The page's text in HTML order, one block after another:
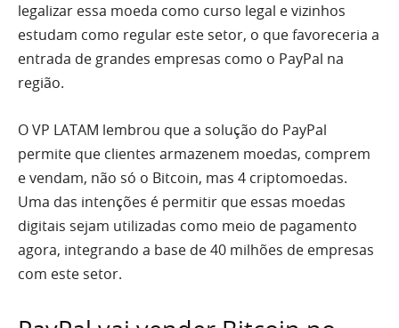
legalizar essa moeda como curso legal e vizinhos
estudam como regular este setor, o que favoreceria a
entrada de grandes empresas como o PayPal na
região.
O VP LATAM lembrou que a solução do PayPal
permite que clientes armazenem moedas, comprem
e vendam, não só o Bitcoin, mas 4 criptomoedas.
Uma das intenções é permitir que essas moedas
digitais sejam utilizadas como meio de pagamento
agora, integrando a base de 40 milhões de empresas
com este setor.